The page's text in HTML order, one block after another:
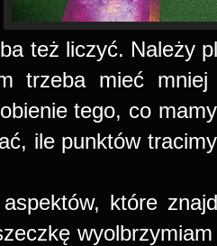
też liczyć. Należy
trzeba mieć mniej
tego, co
ile punktów
które